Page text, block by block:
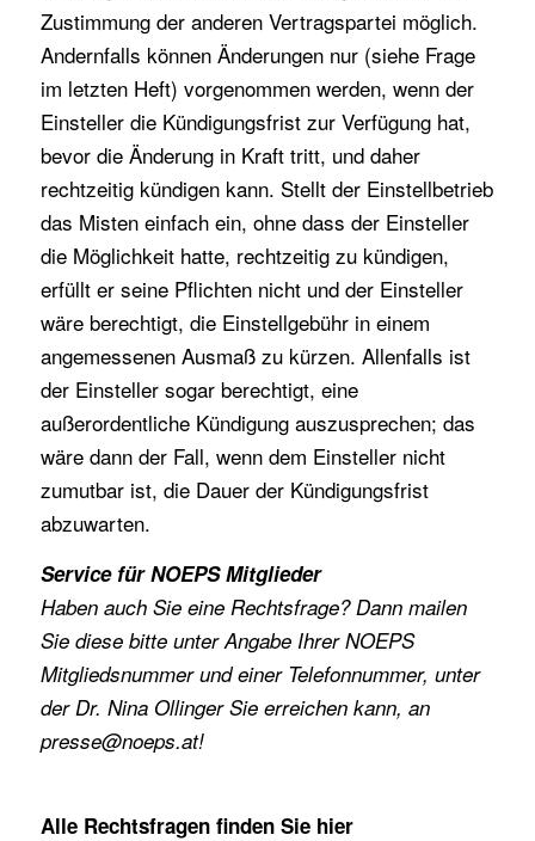
Zustimmung der anderen Vertragspartei möglich.
Andernfalls können Änderungen nur (siehe Frage
im letzten Heft) vorgenommen werden, wenn der
Einsteller die Kündigungsfrist zur Verfügung hat,
bevor die Änderung in Kraft tritt, und daher
rechtzeitig kündigen kann. Stellt der Einstellbetrieb
das Misten einfach ein, ohne dass der Einsteller
die Möglichkeit hatte, rechtzeitig zu kündigen,
erfüllt er seine Pflichten nicht und der Einsteller
wäre berechtigt, die Einstellgebühr in einem
angemessenen Ausmaß zu kürzen. Allenfalls ist
der Einsteller sogar berechtigt, eine
außerordentliche Kündigung auszusprechen; das
wäre dann der Fall, wenn dem Einsteller nicht
zumutbar ist, die Dauer der Kündigungsfrist
abzuwarten.
Service für NOEPS Mitglieder
Haben auch Sie eine Rechtsfrage? Dann mailen
Sie diese bitte unter Angabe Ihrer NOEPS
Mitgliedsnummer und einer Telefonnummer, unter
der Dr. Nina Ollinger Sie erreichen kann, an
presse@noeps.at!
Alle Rechtsfragen finden Sie hier